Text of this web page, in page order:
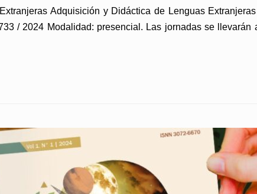
Adquisición y Didáctica de Lenguas
/ 2024 Modalidad: presencial. Las jornadas se